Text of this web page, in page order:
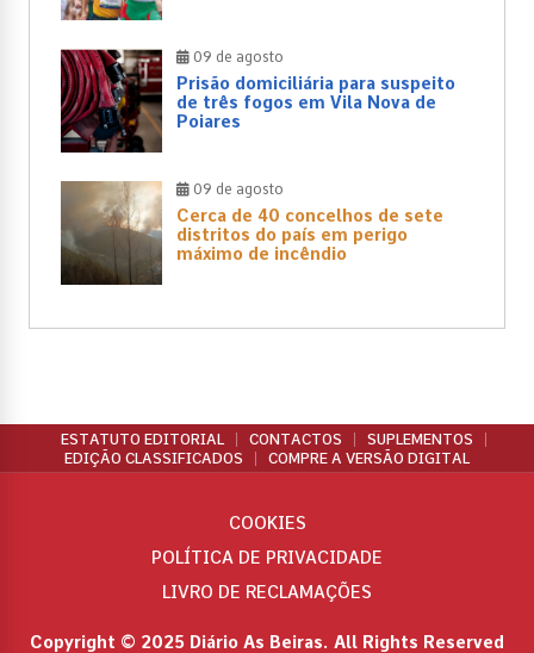
09 de agosto
Prisão domiciliária para suspeito
de três fogos em Vila Nova de
Poiares
09 de agosto
Cerca de 40 concelhos de sete
distritos do país em perigo
máximo de incêndio
ESTATUTO EDITORIAL CONTACTOS
SUPLEMENTOS
EDIÇÃO CLASSIFICADOS
COMPRE A VERSÃO DIGITAL
Copyright © 2025 Diário As Beiras. All Rights Reserved
COOKIES
POLÍTICA DE PRIVACIDADE
LIVRO DE RECLAMAÇÕES